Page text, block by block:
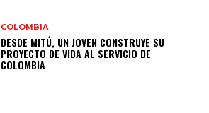
COLOMBIA
DESDE MITÚ, UN JOVEN CONSTRUYE SU
PROYECTO DE VIDA AL SERVICIO DE
COLOMBIA